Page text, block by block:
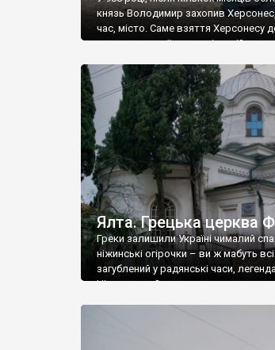
князь Володимир захопив Херсонес,
час, місто. Саме взяття Херсонесу
диктувати свої умови
Херсонесі Володимир-язичник, став
християнином. А потім було
Херсонесу Таврійського названо
Ялта. Грецька церква
Греки залишили Україні чималий
ніжинські огірочки – ви ж мабуть
загублений у радянські часи,
Ніжин греки?